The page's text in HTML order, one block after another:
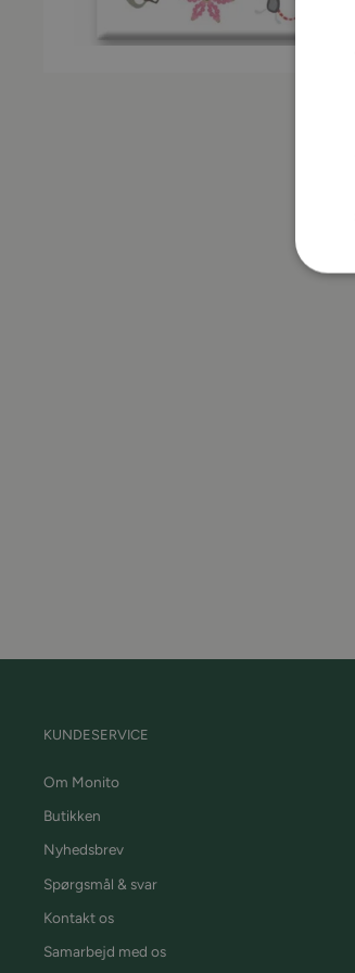
KUNDESERVICE
Om Monito
Butikken
Nyhedsbrev
Spørgsmål & svar
Kontakt os
Samarbejd med os